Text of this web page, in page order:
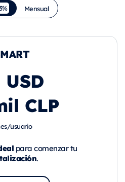
Mensual
USD
CLP
usuario
para comenzar tu
.